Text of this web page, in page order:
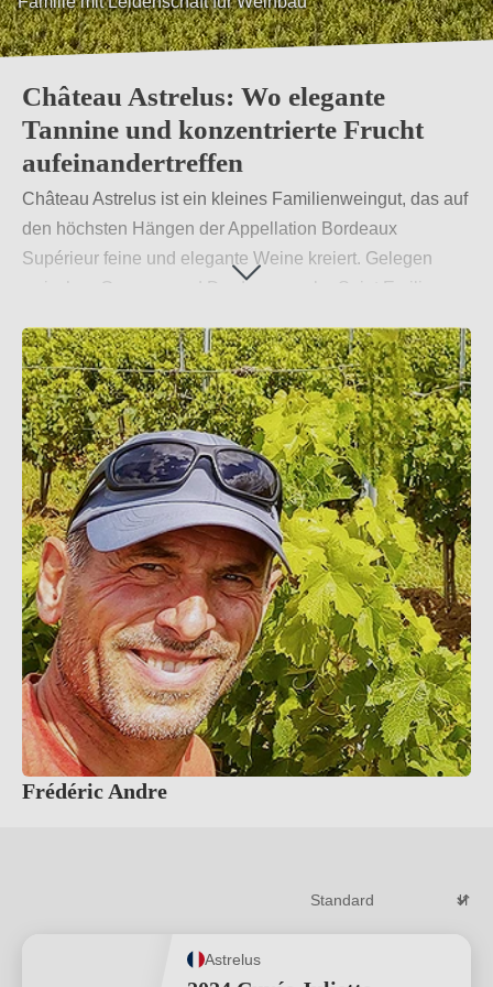
Château Astrelus: Wo elegante
Tannine und konzentrierte Frucht
aufeinandertreffen
Château Astrelus ist ein kleines Familienweingut, das auf
den höchsten Hängen der Appellation Bordeaux
Supérieur feine und elegante Weine kreiert. Gelegen
zwischen Garonne und Dordogne, nahe Saint Emilion,
Biodiversitätsförderung, bodenerhaltenen Praktiken und
eine sanfte, intrantenfreie Vinifizierung aus, die das Beste
aus ihrem Terroir hervorhebt.Weiterlesen→
Frédéric Andre
Astrelus